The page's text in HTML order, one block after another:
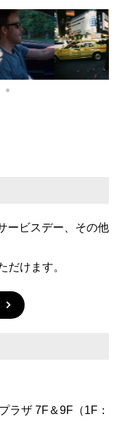
ビスデー、その他
だけます。
ラザ 7F＆9F（1F：